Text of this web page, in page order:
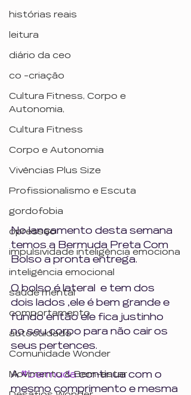
histórias reais
leitura
diário da ceo
co -criação
Cultura Fitness, Corpo e
Autonomia,
Cultura Fitness
Corpo e Autonomia
Vivências Plus Size
Profissionalismo e Escuta
gordofobia
opressão
impulsividade inteligência emociona
inteligência emocional
saúde mental
comportamento
autocuidado
Comunidade Wonder
Movimento & Bem-estar
No lançamento desta semana
temos a Bermuda Preta Com
Bolso a pronta entrega.
O bolso é lateral  e tem dos
dois lados ,ele é bem grande e
fundo então ele fica justinho
no seu corpo para não cair os
seus pertences.
A #bermuda continua com o
mesmo comprimento e mesma